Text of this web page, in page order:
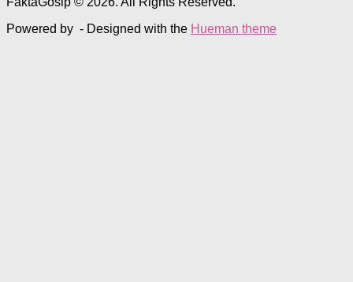
Powered by - Designed with the Hueman theme